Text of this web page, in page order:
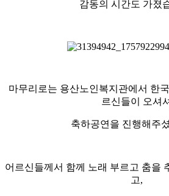
감동의 시간도 가졌
마무리로는 용산노인복지관에서 한
르신들이 오셔
축하공연을 진행해주
어르신들께서 함께 노래 부르고 춤을
고,